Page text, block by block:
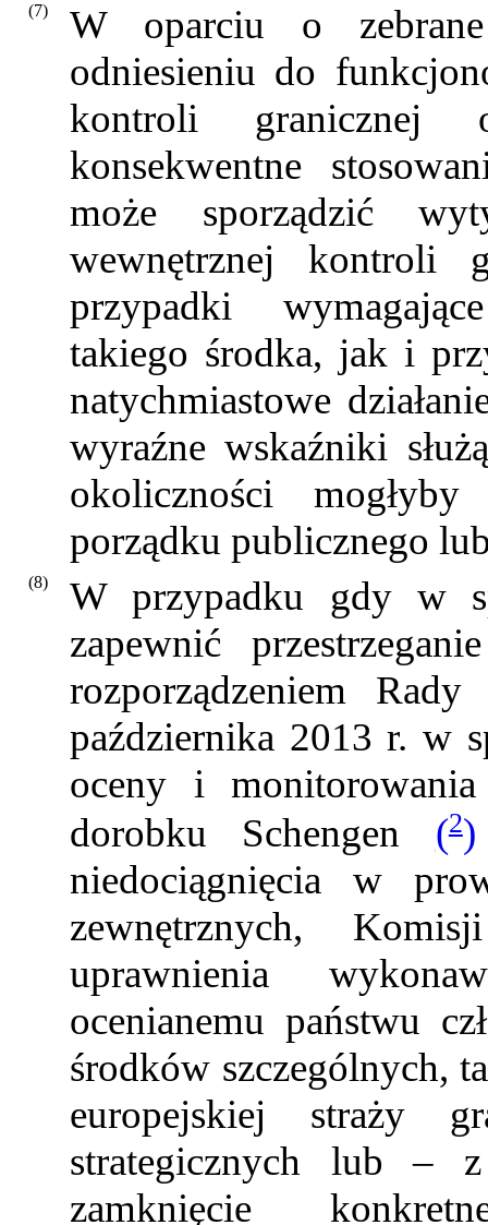
(7)
W oparciu o zebrane
odniesieniu do
kontroli granicznej
konsekwentne
może sporządzić
wewnętrznej kontroli
przypadki
takiego środka, jak i
natychmiastowe
wyraźne wskaźniki
okoliczności
porządku publicznego
(8)
W przypadku gdy w
zapewnić
rozporządzeniem
października 2013 r. w
oceny i
dorobku Schengen (2)
niedociągnięcia w
zewnętrznych,
uprawnienia
ocenianemu państwu
środków szczególnych,
europejskiej straży
strategicznych lub –
zamknięcie